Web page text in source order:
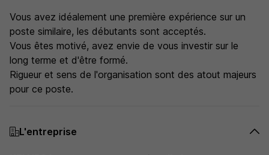
Vous avez idéalement une première expérience sur un
poste similaire, les débutants sont acceptés.
Vous êtes motivé, avez envie de vous investir sur le
long terme et d'être formé.
Rigueur et sens de l'organisation sont des atout majeurs
pour ce poste.
L'entreprise